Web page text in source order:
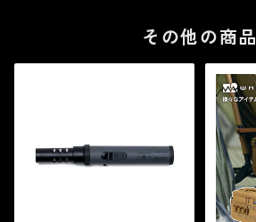
その他の商品